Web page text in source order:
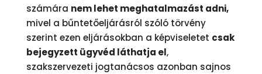
számára nem lehet meghatalmazást adni,
mivel a bűntetőeljárásról szóló törvény
szerint ezen eljárásokban a képviseletet csak
bejegyzett ügyvéd láthatja el,
szakszervezeti jogtanácsos azonban sajnos